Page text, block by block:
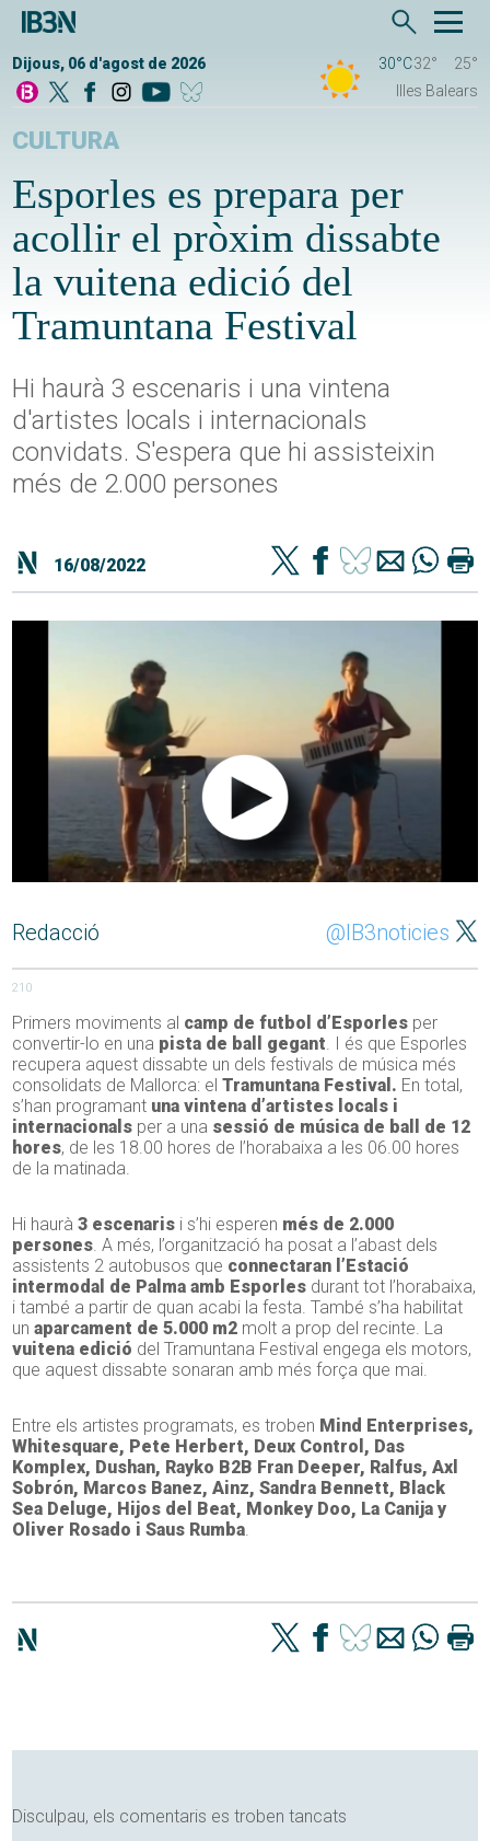
Dijous, 06 d'agost de 2026 30°C32°
25°
Illes Balears
CULTURA
Esporles es prepara per
acollir el pròxim dissabte
la vuitena edició del
Tramuntana Festival
Hi haurà 3 escenaris i una vintena
d'artistes locals i internacionals
convidats. S'espera que hi assisteixin
més de 2.000 persones
16/08/2022
Redacció @IB3noticies
210
Primers moviments al camp de futbol d’Esporles per
convertir-lo en una pista de ball gegant. I és que Esporles
recupera aquest dissabte un dels festivals de música més
consolidats de Mallorca: elTramuntana Festival. En total,
s’han programant una vintena d’artistes locals i
internacionals per a una sessió de música de ball de 12
hores, de les 18.00 hores de l’horabaixa a les 06.00 hores
de la matinada.
Hi haurà3 escenaris i s’hi esperen més de 2.000
persones. A més, l’organització ha posat a l’abast dels
assistents 2 autobusos que connectaran l’Estació
intermodal de Palma amb Esporles durant tot l’horabaixa,
i també a partir de quan acabi la festa. També s’ha habilitat
unaparcament de 5.000 m2 molt a prop del recinte. La
vuitena edició del Tramuntana Festival engega els motors,
que aquest dissabte sonaran amb més força que mai.
Entre els artistes programats, es troben Mind Enterprises,
Whitesquare, Pete Herbert, Deux Control, Das
Komplex, Dushan, Rayko B2B Fran Deeper, Ralfus, Axl
Sobrón, Marcos Banez, Ainz, Sandra Bennett, Black
Sea Deluge, Hijos del Beat, Monkey Doo, La Canija y
Oliver Rosado i Saus Rumba.
Disculpau, els comentaris es troben tancats